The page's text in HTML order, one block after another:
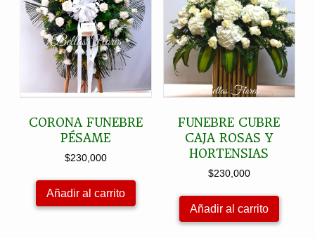
CORONA FUNEBRE
PÉSAME
$230,000
Añadir al carrito
FUNEBRE CUBRE
CAJA ROSAS Y
HORTENSIAS
$230,000
Añadir al carrito